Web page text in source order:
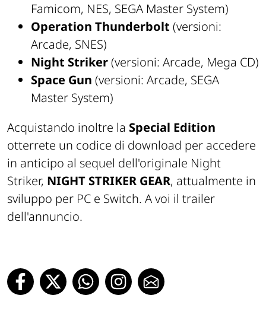
Famicom, NES, SEGA Master System)
Operation Thunderbolt (versioni:
Arcade, SNES)
Night Striker(versioni: Arcade, Mega CD)
Space Gun (versioni: Arcade, SEGA
Master System)
Acquistando inoltre la Special Edition
otterrete un codice di download per accedere
in anticipo al sequel dell'originale Night
Striker, NIGHT STRIKER GEAR, attualmente in
sviluppo per PC e Switch. A voi il trailer
dell'annuncio.